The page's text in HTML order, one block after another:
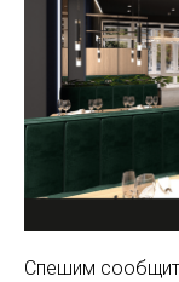
Спешим